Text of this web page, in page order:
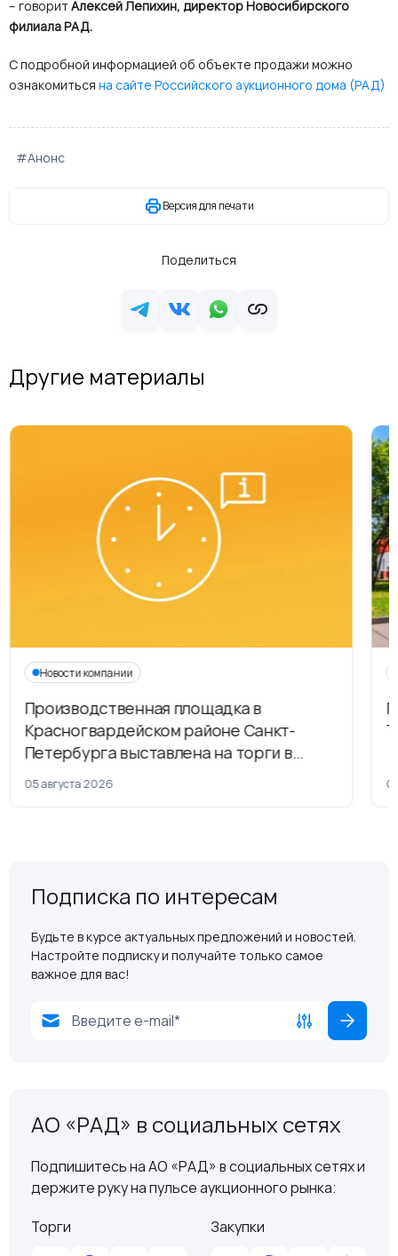
– говорит Алексей Лепихин, директор Новосибирского
филиала РАД.
С подробной информацией об объекте продажи можно
ознакомиться на сайте Российского аукционного дома (РАД)
#Анонс
Версия для печати
Поделиться
Другие материалы
Новости компании
Производственная площадка в
Красногвардейском районе Санкт-
Петербурга выставлена на торги в
рамках приватизации
05 августа 2026
Подписка по интересам
Будьте в курсе актуальных предложений и новостей.
Настройте подписку и получайте только самое
важное для вас!
АО «РАД» в социальных сетях
Подпишитесь на АО «РАД» в социальных сетях и
держите руку на пульсе аукционного рынка:
Торги
Закупки